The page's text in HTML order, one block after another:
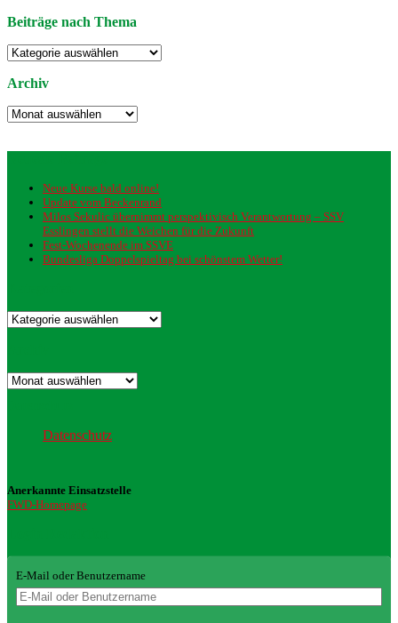
Beiträge nach Thema
Beiträge
nach
Thema
Archiv
Archiv
Neue Kurse bald online!
Update vom Beckenrand
Milos Sekulic übernimmt perspektivisch Verantwortung – SSV
Esslingen stellt die Weichen für die Zukunft
Fest-Wochenende im SSVE
Bundesliga Doppelspieltag bei schönstem Wetter!
Kategorien
Archiv
Datenschutz
Anerkannte Einsatzstelle
FWD-Homepage
E-Mail oder Benutzername